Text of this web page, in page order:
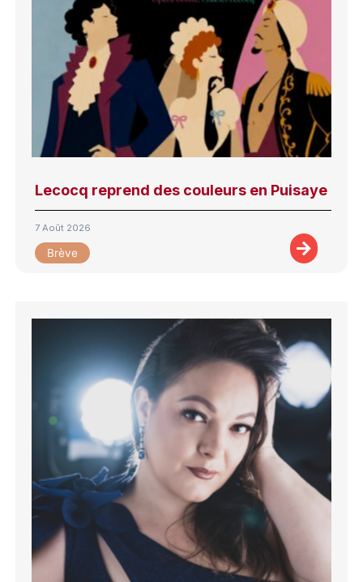
Lecocq reprend des couleurs en Puisaye
7 Août 2026
Brève